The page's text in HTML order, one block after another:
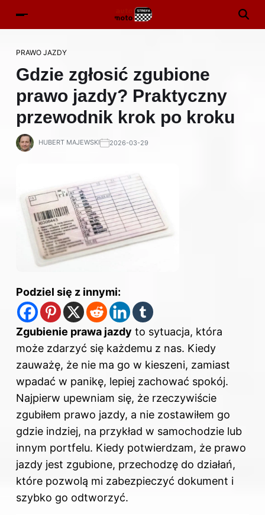
PRAWO JAZDY
Gdzie zgłosić zgubione
prawo jazdy? Praktyczny
przewodnik krok po kroku
HUBERT MAJEWSKI 2026-03-29
Podziel się z innymi:
Zgubienie prawa jazdy to sytuacja, która
może zdarzyć się każdemu z nas. Kiedy
zauważę, że nie ma go w kieszeni, zamiast
wpadać w panikę, lepiej zachować spokój.
Najpierw upewniam się, że rzeczywiście
zgubiłem prawo jazdy, a nie zostawiłem go
gdzie indziej, na przykład w samochodzie lub
innym portfelu. Kiedy potwierdzam, że prawo
jazdy jest zgubione, przechodzę do działań,
które pozwolą mi zabezpieczyć dokument i
szybko go odtworzyć.